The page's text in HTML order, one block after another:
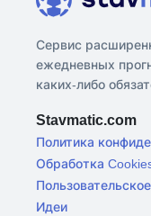
Сервис
ежедневных
каких-либо
Stavmatic.com
Политика
Обработка
Идеи